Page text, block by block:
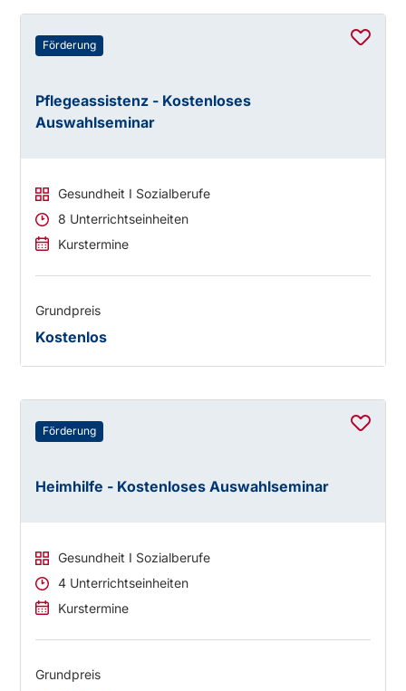
Förderung
Pflegeassistenz - Kostenloses
Auswahlseminar
Gesundheit I Sozialberufe
8 Unterrichtseinheiten
Kurstermine
Grundpreis
Kostenlos
Förderung
Heimhilfe - Kostenloses Auswahlseminar
Gesundheit I Sozialberufe
4 Unterrichtseinheiten
Kurstermine
Grundpreis